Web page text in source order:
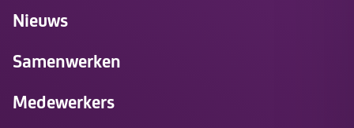
Nieuws
Samenwerken
Medewerkers